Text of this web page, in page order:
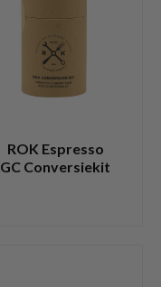
ROK Espresso
GC Conversiekit